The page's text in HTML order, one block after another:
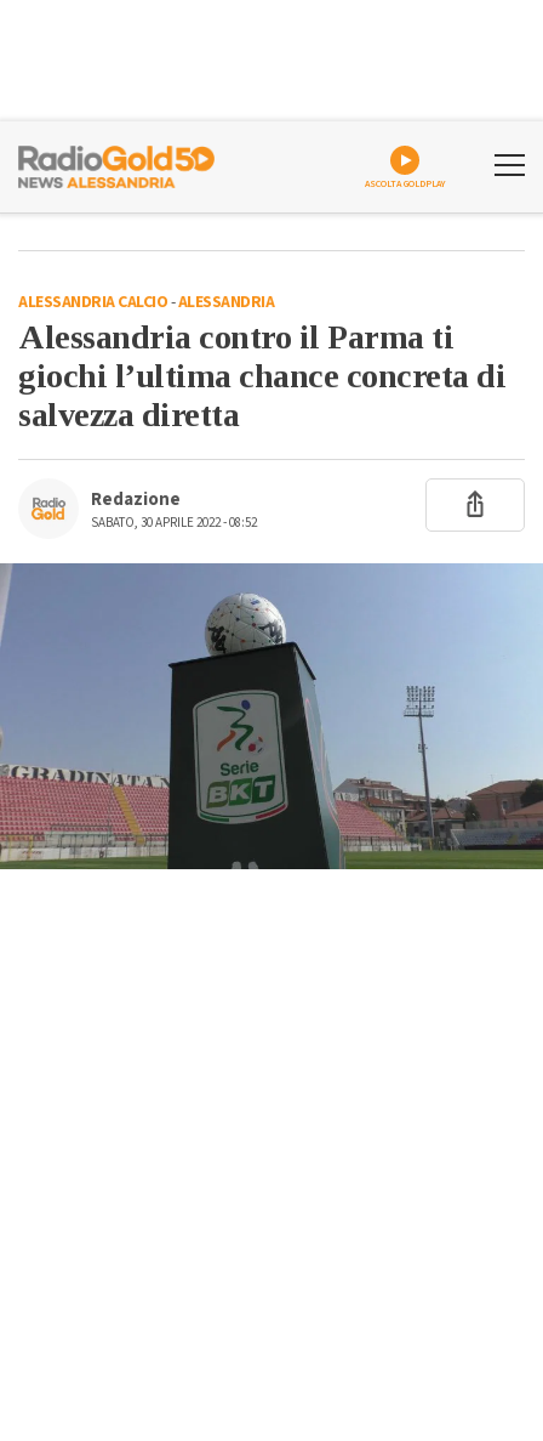
ASCOLTA GOLDPLAY
ALESSANDRIA CALCIO-ALESSANDRIA
Alessandria contro il Parma ti
giochi l’ultima chance concreta di
salvezza diretta
Redazione
SABATO, 30 APRILE 2022 - 08:52